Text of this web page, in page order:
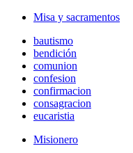
Misa y sacramentos
bautismo
bendición
comunion
confesion
confirmacion
consagracion
eucaristia
Misionero